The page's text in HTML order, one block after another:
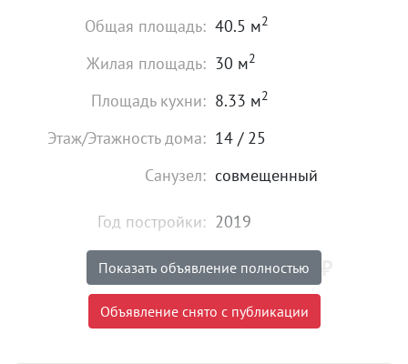
Общая площадь: 40.5 м2
Жилая площадь: 30 м2
Площадь кухни: 8.33 м2
Этаж/Этажность дома: 14 / 25
Санузел: совмещенный
Год постройки: 2019
Цена: 5 300 000
Объявление снято с публикации
Показать объявление полностью
Объявление снято с публикации